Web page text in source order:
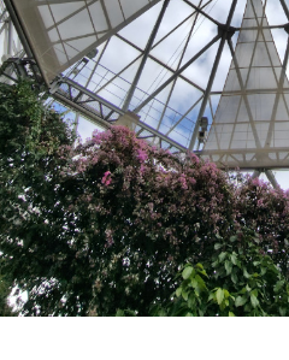
修理・電池交換修理のお手続き